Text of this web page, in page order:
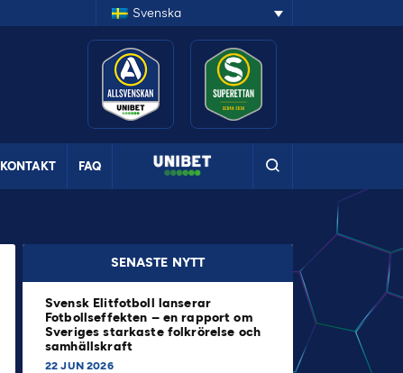
Svenska
KONTAKT FAQ
SENASTE NYTT
Svensk Elitfotboll lanserar
Fotbollseffekten – en rapport om
Sveriges starkaste folkrörelse och
samhällskraft
22 JUN 2026